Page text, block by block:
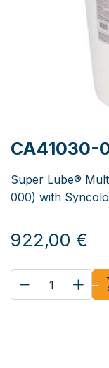
CA41030-
Super Lube®
000) with
922,00 €